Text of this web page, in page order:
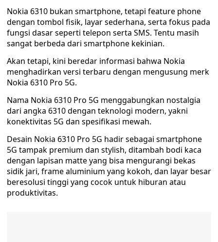
Nokia 6310 bukan smartphone, tetapi feature phone
dengan tombol fisik, layar sederhana, serta fokus pada
fungsi dasar seperti telepon serta SMS. Tentu masih
sangat berbeda dari smartphone kekinian.
Akan tetapi, kini beredar informasi bahwa Nokia
menghadirkan versi terbaru dengan mengusung merk
Nokia 6310 Pro 5G.
Nama Nokia 6310 Pro 5G menggabungkan nostalgia
dari angka 6310 dengan teknologi modern, yakni
konektivitas 5G dan spesifikasi mewah.
Desain Nokia 6310 Pro 5G hadir sebagai smartphone
5G tampak premium dan stylish, ditambah bodi kaca
dengan lapisan matte yang bisa mengurangi bekas
sidik jari, frame aluminium yang kokoh, dan layar besar
beresolusi tinggi yang cocok untuk hiburan atau
produktivitas.